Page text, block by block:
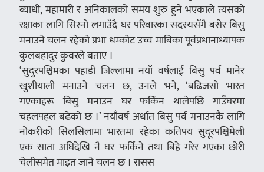
ब्याधी, महामारी र अनिकालको समय शुरु हुने भएकाले त्यसको
रक्षाका लागि सिस्नो लगाउँदै घर परिवारका सदस्यसँगै बसेर बिसु
मनाउने चलन रहेको प्रभा धम्कोट उच्च माबिका पूर्वप्रधानाध्यापक
कुलबहादुर कुवरले बताए ।
‘सुदुरपश्चिमका पहाडी जिल्लामा नयाँ वर्षलाई बिसु पर्व मानेर
खुशीयाली मनाउने चलन छ, उनले भने, ‘बढिजसो भारत
गएकाहरू बिसु मनाउन घर फर्किन थालेपछि गाउँघरमा
चहलपहल बढेको छ ।’ नयाँवर्ष अर्थात बिसु पर्व मनाउनकै लागि
नोकरीको सिलसिलामा भारतमा रहेका कतिपय सुदूरपश्चिमेली
एक साता अघिदेखि नै घर फर्किने तथा बिहे गरेर गएका छोरी
चेलीसमेत माइत जाने चलन छ । रासस